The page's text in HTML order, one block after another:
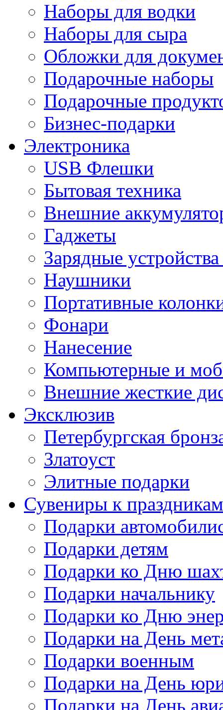
Наборы для водки
Наборы для сыра
Обложки для
Подарочные наборы
Подарочные
Бизнес-подарки
Электроника
USB Флешки
Бытовая техника
Внешние
Гаджеты
Зарядные
Наушники
Портативные
Фонари
Нанесение
Компьютерные и
Внешние жесткие
Эксклюзив
Петербургская
Златоуст
Элитные подарки
Сувениры к праздникам
Подарки
Подарки детям
Подарки ко Дню
Подарки начальнику
Подарки ко Дню
Подарки на День
Подарки военным
Подарки на День
Подарки на День